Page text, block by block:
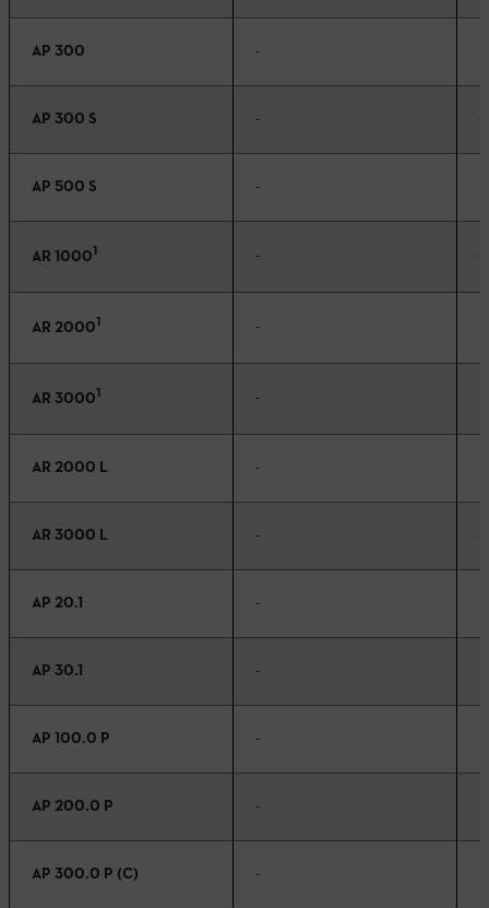
AP 300 -
AP 300 S -
AP 500 S -
AR 10001 -
AR 20001 -
AR 30001 -
AR 2000 L -
AR 3000 L -
AP 20.1 -
AP 30.1 -
AP 100.0 P -
AP 200.0 P -
AP 300.0 P (C) -